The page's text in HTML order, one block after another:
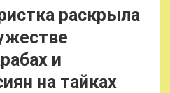
раскрыла
и
на тайках